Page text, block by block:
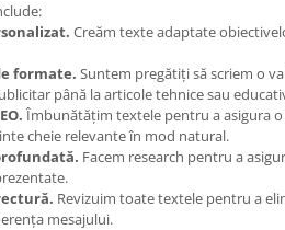
Creăm texte adaptate
formate. Suntem pregătiți să scriem o
până la articole tehnice sau
Îmbunătățim textele pentru a asigura
cheie relevante în mod natural.
Facem research pentru a
Revizuim toate textele pentru a
mesajului.